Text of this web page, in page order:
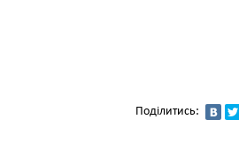
Поділитись: